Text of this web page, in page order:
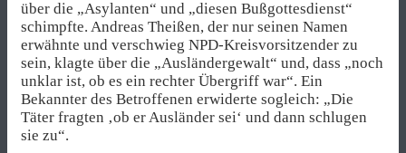
über die „Asylanten“ und „diesen Bußgottesdienst“
schimpfte. Andreas Theißen, der nur seinen Namen
erwähnte und verschwieg NPD-Kreisvorsitzender zu
sein, klagte über die „Ausländergewalt“ und, dass „noch
unklar ist, ob es ein rechter Übergriff war“. Ein
Bekannter des Betroffenen erwiderte sogleich: „Die
Täter fragten ‚ob er Ausländer sei‘ und dann schlugen
sie zu“.